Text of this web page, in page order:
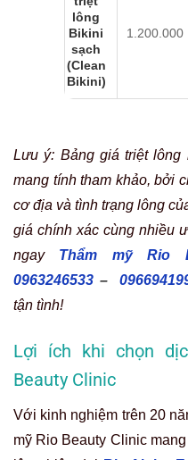
lông
Bikini
sạch
(Clean
Bikini)
1.200.000
Lưu ý: Bảng giá triệt
mang tính tham khảo, bởi
cơ địa và tình trạng lông
giá chính xác cùng nhiều
ngay Thẩm mỹ Rio
0963246533 –
tận tình!
Lợi ích khi chọn
Beauty Clinic
Với kinh nghiệm trên 20
mỹ Rio Beauty Clinic